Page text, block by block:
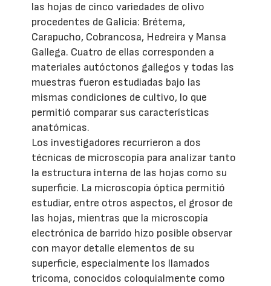
las hojas de cinco variedades de olivo
procedentes de Galicia: Brétema,
Carapucho, Cobrancosa, Hedreira y Mansa
Gallega. Cuatro de ellas corresponden a
materiales autóctonos gallegos y todas las
muestras fueron estudiadas bajo las
mismas condiciones de cultivo, lo que
permitió comparar sus características
anatómicas.
Los investigadores recurrieron a dos
técnicas de microscopía para analizar tanto
la estructura interna de las hojas como su
superficie. La microscopía óptica permitió
estudiar, entre otros aspectos, el grosor de
las hojas, mientras que la microscopía
electrónica de barrido hizo posible observar
con mayor detalle elementos de su
superficie, especialmente los llamados
tricoma, conocidos coloquialmente como